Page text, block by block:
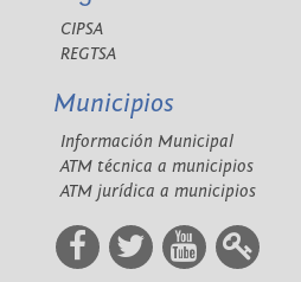
CIPSA
REGTSA
Municipios
Información Municipal
ATM técnica a municipios
ATM jurídica a municipios